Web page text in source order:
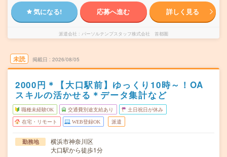
気になる! 応募へ進む 詳しく見る
派遣会社 パーソルテンプスタッフ株式会社 首都圏
未読 掲載日 2026/08/05
2000円＊【大口駅前】ゆっくり10時～！OA
スキルの活かせる＊データ集計など
職種未経験OK 交通費別途支給あり 土日祝日が休み
在宅・リモート WEB登録OK 派遣
勤務地
横浜市神奈川区
大口駅から徒歩1分